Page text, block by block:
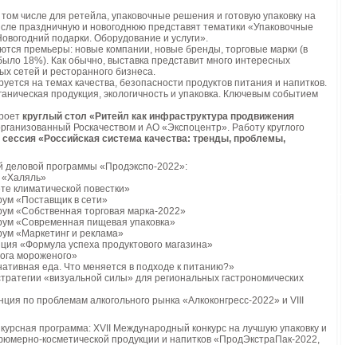
числе для ретейла, упаковочные решения и готовую упаковку на
праздничную и новогоднюю представят тематики «Упаковочные
подарки. Оборудование и услуги».
премьеры: новые компании, новые бренды, торговые марки (в
18%). Как обычно, выставка представит много интересных
сетей и ресторанного бизнеса.
на темах качества, безопасности продуктов питания и напитков.
продукция, экологичность и упаковка. Ключевым событием
круглый стол «Ритейл как инфраструктура продвижения
Роскачеством и АО «Экспоцентр». Работу круглого
«Российская система качества: тренды, проблемы,
деловой программы «Продэкспо-2022»:
климатической повестки»
«Поставщик в сети»
«Собственная торговая марка-2022»
«Современная пищевая упаковка»
«Маркетинг и реклама»
«Формула успеха продуктового магазина»
мороженого»
еда. Что меняется в подходе к питанию?»
«визуальной силы» для региональных гастрономических
по проблемам алкогольного рынка «Алкоконгресс-2022» и VIII
программа: XVII Международный конкурс на лучшую упаковку и
косметической продукции и напитков «ПродЭкстраПак-2022,